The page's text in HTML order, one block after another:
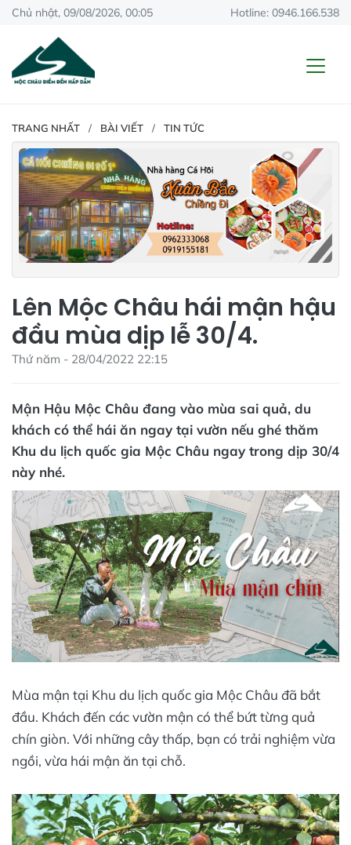
Chủ nhật, 09/08/2026, 00:05 Hotline: 0946.166.538
TRANG NHẤT BÀI VIẾT TIN TỨC
Lên Mộc Châu hái mận hậu
đầu mùa dịp lễ 30/4.
Thứ năm - 28/04/2022 22:15
Mận Hậu Mộc Châu đang vào mùa sai quả, du
khách có thể hái ăn ngay tại vườn nếu ghé thăm
Khu du lịch quốc gia Mộc Châu ngay trong dịp 30/4
này nhé.
Mùa mận tại Khu du lịch quốc gia Mộc Châu đã bắt
đầu. Khách đến các vườn mận có thể bứt từng quả
chín giòn. Với những cây thấp, bạn có trải nghiệm vừa
ngồi, vừa hái mận ăn tại chỗ.